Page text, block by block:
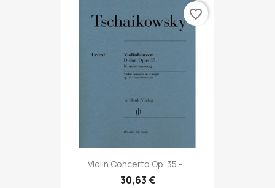
Violin Concerto Op. 35 -...
30,63 €
favorite_border